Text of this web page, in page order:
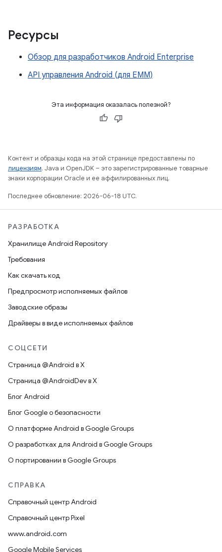
Ресурсы
Обзор для разработчиков Android Enterprise
API управления Android (для EMM)
Эта информация оказалась полезной?
Контент и образцы кода на этой странице предоставлены по
лицензиям. Java и OpenJDK – это зарегистрированные товарные
знаки корпорации Oracle и ее аффилированных лиц.
Последнее обновление: 2026-06-18 UTC.
РАЗРАБОТКА
Хранилище Android Repository
Требования
Как скачать код
Предпросмотр исполняемых файлов
Заводские образы
Драйверы в виде исполняемых файлов
СОЦСЕТИ
Страница @Android в X
Страница @AndroidDev в X
Блог Android
Блог Google о безопасности
О платформе Android в Google Groups
О разработках для Android в Google Groups
О портировании в Google Groups
СПРАВКА
Справочный центр Android
Справочный центр Pixel
www.android.com
Google Mobile Services